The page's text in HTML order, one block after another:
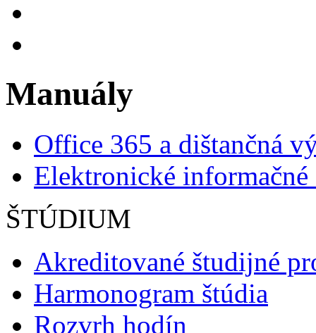
Manuály
Office 365 a dištančná
Elektronické informačné
ŠTÚDIUM
Akreditované študijné
Harmonogram štúdia
Rozvrh hodín